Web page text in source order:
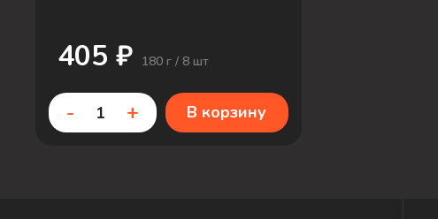
405 ₽ 180 г / 8 шт
- + В корзину